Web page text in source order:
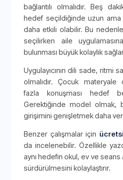
bağlantılı olmalıdır. Beş
hedef seçildiğinde uzun ama
daha etkili olabilir. Bu
seçilirken aile
bulunması büyük kolaylık
Uygulayıcının dili sade, ritmi
olmalıdır. Çocuk materyale
fazla konuşması hedef
Gerektiğinde model olmak,
girişimini genişletmek daha
Benzer çalışmalar için
da incelenebilir. Özellikle
aynı hedefin okul, ev ve seans
sürdürülmesini kolaylaştırır.